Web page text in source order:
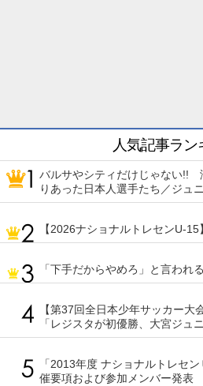
人気記事ラン
バルサやシティだけじゃない!!
りあった日本人選手たち／ジュ
【2026ナショナルトレセンU-
「下手だからやめろ」と言われ
【第37回全日本少年サッカー大
「レジスタが初優勝、大宮ジュ
「2013年度 ナショナルトレセ
催要項および参加メンバー発表